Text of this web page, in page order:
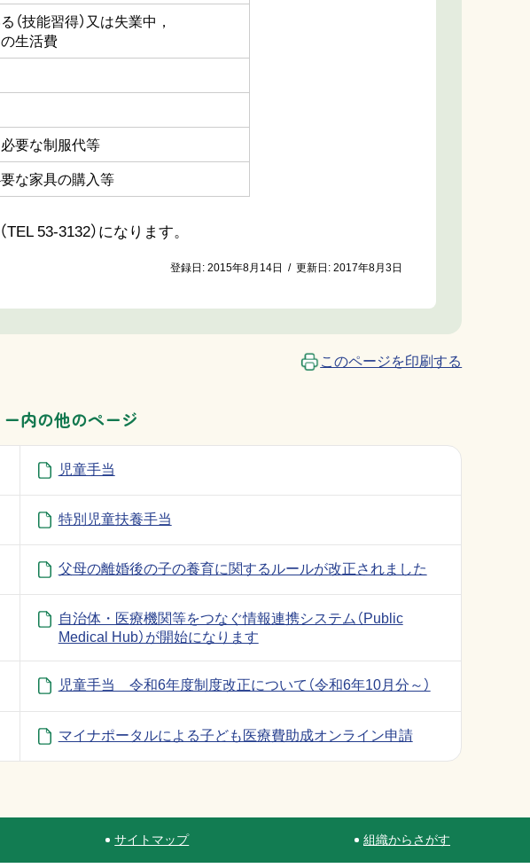
技能習得）又は失業中，
生活費
要な制服代等
な家具の購入等
53-3132）になります。
登録日:2015年8月14日 / 更新日:2017年8月3日
このページを印刷する
内の他のページ
児童手当
特別児童扶養手当
父母の離婚後の子の養育に関するルールが改正されました
自治体・医療機関等をつなぐ情報連携システム（Public
Medical Hub）が開始になります
児童手当 令和6年度制度改正について（令和6年10月分～）
マイナポータルによる子ども医療費助成オンライン申請
サイトマップ 組織からさがす